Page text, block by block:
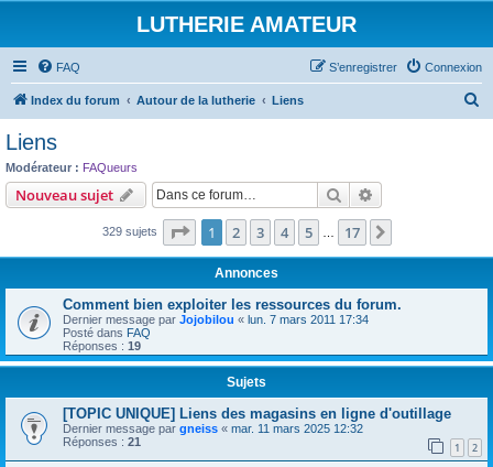
LUTHERIE AMATEUR
FAQ Connexion
S’enregistrer
Index du forum Autour de la lutherie Liens
c
Liens
Modérateur : FAQueurs
Nouveau sujet Rechercher
329 sujets Page 1sur17
1 2 3 4 5 17
Annonces
Comment bien exploiter les ressources du forum.
Dernier message par Jojobilou « lun. 7 mars 2011 17:34
Posté dans FAQ
Réponses : 19
Sujets
[TOPIC UNIQUE] Liens des magasins en ligne d'outillage
Dernier message par gneiss « mar. 11 mars 2025 12:32
Réponses : 21 1 2